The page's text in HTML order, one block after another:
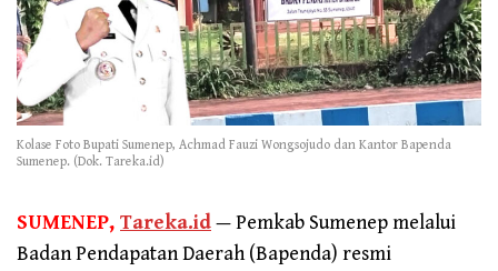
Kolase Foto Bupati Sumenep, Achmad Fauzi Wongsojudo dan Kantor Bapenda
Sumenep. (Dok. Tareka.id)
SUMENEP, Tareka.id— Pemkab Sumenep melalui
Badan Pendapatan Daerah (Bapenda) resmi